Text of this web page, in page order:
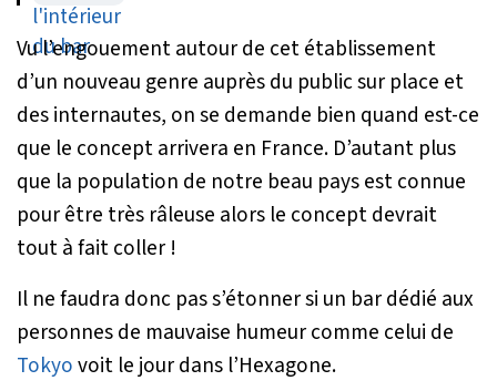
Vu l’engouement autour de cet établissement
d’un nouveau genre auprès du public sur place et
des internautes, on se demande bien quand est-ce
que le concept arrivera en France. D’autant plus
que la population de notre beau pays est connue
pour être très râleuse alors le concept devrait
tout à fait coller !
Il ne faudra donc pas s’étonner si un bar dédié aux
personnes de mauvaise humeur comme celui de
Tokyovoit le jour dans l’Hexagone.